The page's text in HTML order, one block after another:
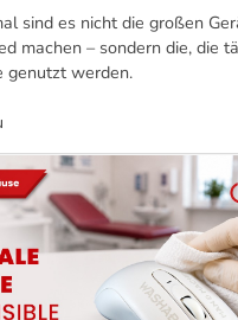
sind es nicht die großen
machen – sondern die, die
genutzt werden.